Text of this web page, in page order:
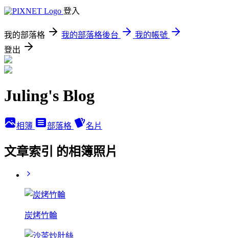
登入
我的部落格 我的部落格後台
我的帳號
登出
Juling's Blog
相簿 部落格 名片
文章索引 的相簿照片
炭烤竹輪